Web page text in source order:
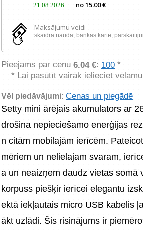
21.08.2026 no 15.00 €
Maksājumu veidi
skaidra nauda, ​​bankas karte,
Pieejams par cenu 6.04 €: 100 *
* Lai pasūtīt vairāk ielieciet
Vēl piedāvājumi: Cenas un piegādē
Setty mini ārējais akumulators ar
drošina nepieciešamo enerģijas
n citām mobilajām ierīcēm.
mēriem un nelielajam svaram,
a un neaizņem daudz vietas somā
korpuss piešķir ierīcei elegantu
ektā iekļautais micro USB kabelis
ākt uzlādi. Šis risinājums ir